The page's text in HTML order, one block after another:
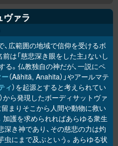
ヴァラ
広範囲の地域で信仰を受けるボ
前は「慈悲深き眼をした主」ないし
る。仏教独自の神だが、一説にペ
（Aāhitā, Anahita）」やアールマテ
ィ）を起源とすると考えられてい
）から発現したボーディサットヴァ
まりそこから人間や動物に救い
護を求められればあらゆる衆生
き神であり、その慈悲の力は灼
にまで及ぶという。あらゆる状